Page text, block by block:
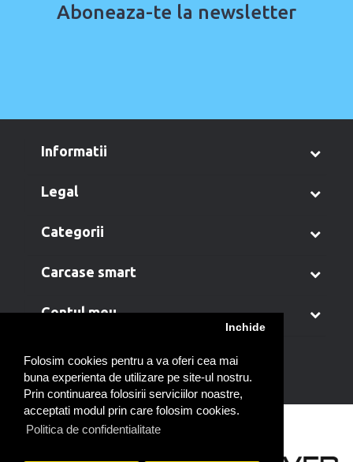
Folosim cookies pentru a va oferi cea mai
buna experienta de utilizare pe site-ul nostru.
Prin continuarea folosirii serviciilor noastre,
acceptati modul prin care folosim cookies.
Politica de confidentialitate
Inchide
Aboneaza-te la newsletter
informatii
legal
categorii
carcase smart
contul meu